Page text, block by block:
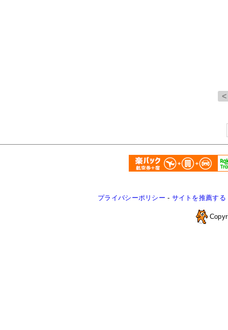
プライバシーポリシー - サイトを推薦する